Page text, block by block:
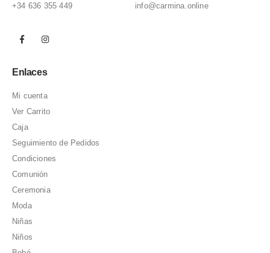
+34 636 355 449
info@carmina.online
Enlaces
Mi cuenta
Ver Carrito
Caja
Seguimiento de Pedidos
Condiciones
Comunión
Ceremonia
Moda
Niñas
Niños